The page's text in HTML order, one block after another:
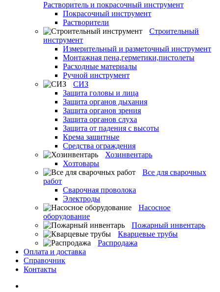
Растворитель и покрасочный инструмент
Покрасочный инструмент
Растворители
Строительный
инструмент
Измерительный и разметочный инструмент
Монтажная пена,герметики,пистолеты
Расходные материалы
Ручной инструмент
СИЗ
Защита головы и лица
Защита органов дыхания
Защита органов зрения
Защита органов слуха
Защита от падения с высоты
Крема защитные
Средства ограждения
Хозинвентарь
Хозтовары
Все для сварочных
работ
Сварочная проволока
Электроды
Насосное
оборудование
Пожарный инвентарь
Кварцевые трубы
Распродажа
Оплата и доставка
Справочник
Контакты